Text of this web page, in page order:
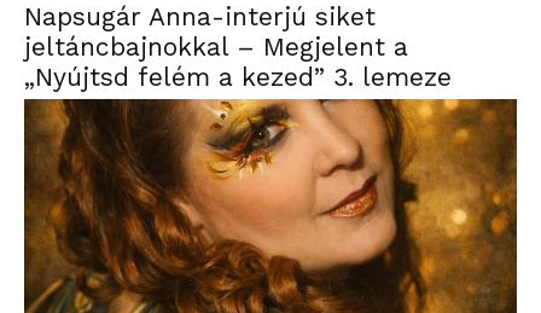
Napsugár Anna-interjú siket
jeltáncbajnokkal – Megjelent a
„Nyújtsd felém a kezed” 3. lemeze